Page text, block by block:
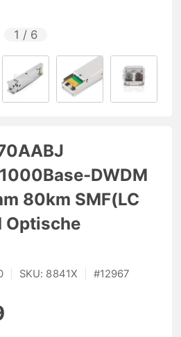
1 / 6
DWDM
80km SMF(LC
Optische
SKU: 8841X #12967